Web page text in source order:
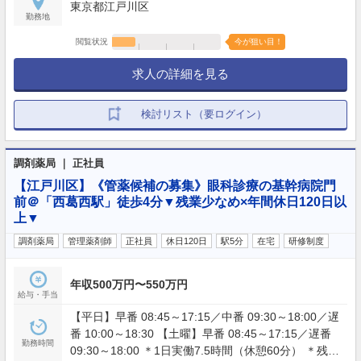
勤務地
東京都江戸川区
閲覧状況 今が狙い目！
求人の詳細を見る
検討リスト（要ログイン）
調剤薬局 ｜ 正社員
【江戸川区】《管薬候補の募集》眼科診療の基幹病院門
前＠「西葛西駅」徒歩4分▼残業少なめ×年間休日120日以
上▼
調剤薬局 管理薬剤師 正社員 休日120日 駅5分 在宅 研修制度
給与・手当
年収500万円〜550万円
勤務時間
【平日】早番 08:45～17:15／中番 09:30～18:00／遅
番 10:00～18:30 【土曜】早番 08:45～17:15／遅番
09:30～18:00 ＊1日実働7.5時間（休憩60分） ＊残